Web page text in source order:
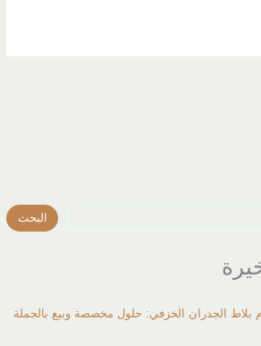
البحث
بلاط الجدران الخزفي: حلول مخصصة وبيع بالجملة